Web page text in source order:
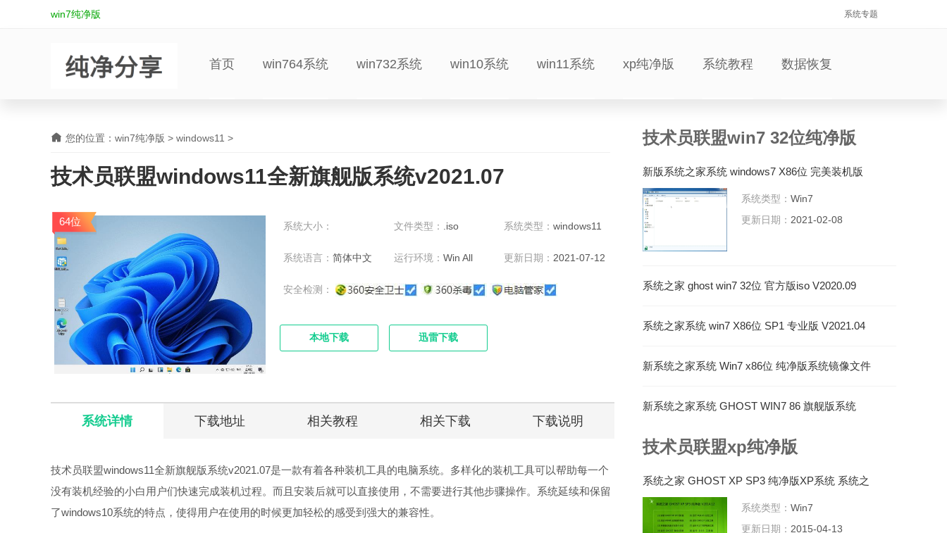
win7纯净版 系统专题
首页 win764系统 win732系统 win10系统 win11系统 xp纯净版 系统教程 数据恢复
您的位置： win7纯净版 > windows11 >
技术员联盟windows11全新旗舰版系统v2021.07
64位 系统大小： 文件类型： .iso 系统类型：windows11
系统语言： 简体中文 运行环境： Win All 更新日期： 2021-07-12
安全检测：
本地下载 迅雷下载
系统详情 下载地址 相关教程 相关下载 下载说明
技术员联盟windows11全新旗舰版系统v2021.07是一款有着各种装机工具的电脑系统。多样化的装机工具可以帮助每一个
没有装机经验的小白用户们快速完成装机过程。而且安装后就可以直接使用，不需要进行其他步骤操作。系统延续和保留
了windows10系统的特点，使得用户在使用的时候更加轻松的感受到强大的兼容性。
技术员联盟win7 32位纯净版
新版系统之家系统 windows7 X86位 完美装机版
系统类型： Win7
更新日期： 2021-02-08
系统之家 ghost win7 32位 官方版iso V2020.09
系统之家系统 win7 X86位 SP1 专业版 V2021.04
新系统之家系统 Win7 x86位 纯净版系统镜像文件
新系统之家系统 GHOST WIN7 86 旗舰版系统
技术员联盟xp纯净版
系统之家 GHOST XP SP3 纯净版XP系统 系统之
系统类型： Win7
更新日期： 2015-04-13